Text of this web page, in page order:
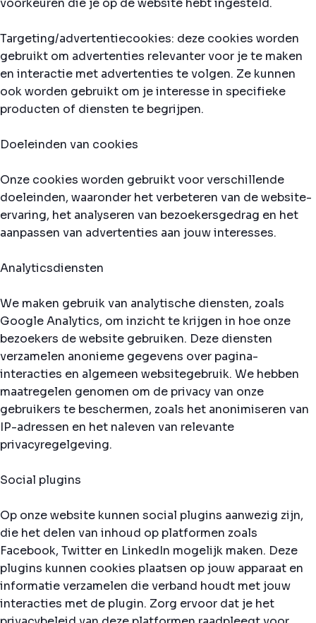
voorkeuren die je op de website hebt ingesteld.
Targeting/advertentiecookies: deze cookies worden
gebruikt om advertenties relevanter voor je te maken
en interactie met advertenties te volgen. Ze kunnen
ook worden gebruikt om je interesse in specifieke
producten of diensten te begrijpen.
Doeleinden van cookies
Onze cookies worden gebruikt voor verschillende
doeleinden, waaronder het verbeteren van de website-
ervaring, het analyseren van bezoekersgedrag en het
aanpassen van advertenties aan jouw interesses.
Analyticsdiensten
We maken gebruik van analytische diensten, zoals
Google Analytics, om inzicht te krijgen in hoe onze
bezoekers de website gebruiken. Deze diensten
verzamelen anonieme gegevens over pagina-
interacties en algemeen websitegebruik. We hebben
maatregelen genomen om de privacy van onze
gebruikers te beschermen, zoals het anonimiseren van
IP-adressen en het naleven van relevante
privacyregelgeving.
Social plugins
Op onze website kunnen social plugins aanwezig zijn,
die het delen van inhoud op platformen zoals
Facebook, Twitter en LinkedIn mogelijk maken. Deze
plugins kunnen cookies plaatsen op jouw apparaat en
informatie verzamelen die verband houdt met jouw
interacties met de plugin. Zorg ervoor dat je het